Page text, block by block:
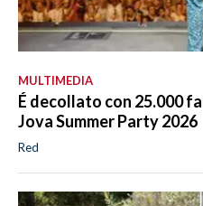
MULTIMEDIA
É decollato con 25.000
Jova Summer Party 2026
Red